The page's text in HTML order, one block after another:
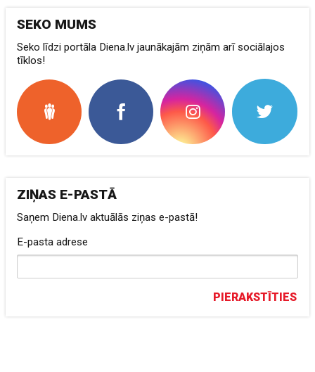
SEKO MUMS
Seko līdzi portāla Diena.lv jaunākajām ziņām arī sociālajos
tīklos!
ZIŅAS E-PASTĀ
Saņem Diena.lv aktuālās ziņas e-pastā!
E-pasta adrese
PIERAKSTĪTIES